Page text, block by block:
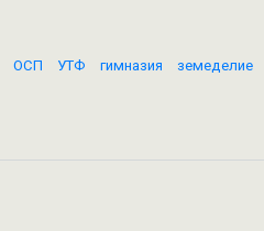
ОСП УТФ гимназия земеделие